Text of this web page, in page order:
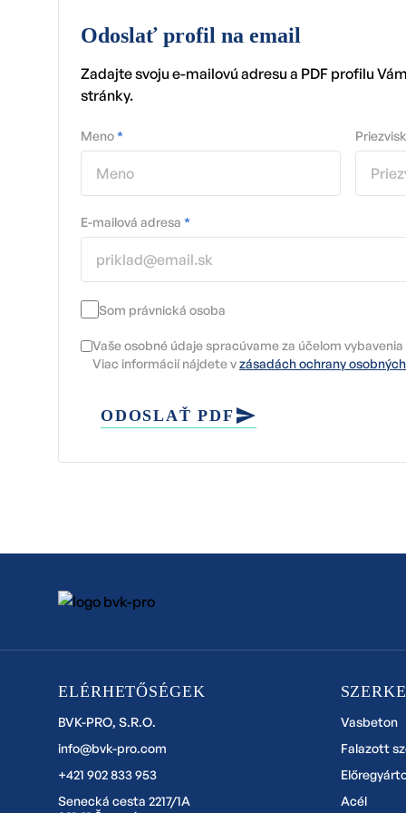
Odoslať profil na email
Zadajte svoju e-mailovú adresu a PDF profilu
stránky.
Meno*
E-mailová adresa *
Som právnická osoba
Vaše osobné údaje spracúvame za účelom
Viac informácií nájdete vzásadách ochrany
ODOSLAŤ PDF
ELÉRHETŐSÉGEK
BVK-PRO, S.R.O.
info@bvk-pro.com
+421 902 833 953
Senecká cesta 2217/1A
Vasbeton
Falazott
Acél